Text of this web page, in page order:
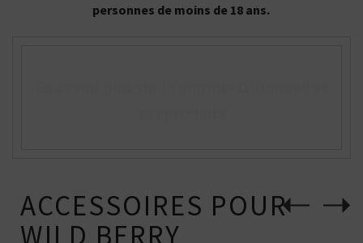
personnes de moins de 18 ans.
ACCESSOIRES POUR
WILD BERRY